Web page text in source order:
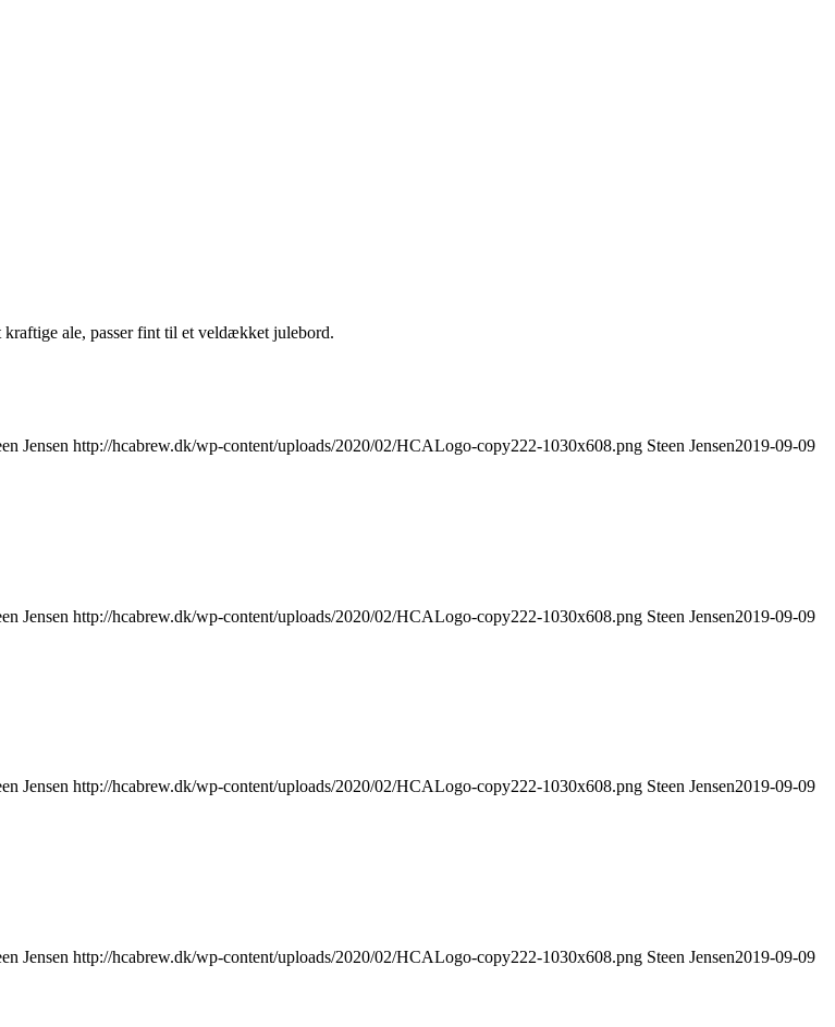
ale, passer fint til et veldækket julebord.
Jensen http://hcabrew.dk/wp-content/uploads/2020/02/HCALogo-copy222-1030x608.png Steen Jensen2019-09-09
Jensen http://hcabrew.dk/wp-content/uploads/2020/02/HCALogo-copy222-1030x608.png Steen Jensen2019-09-09
Jensen http://hcabrew.dk/wp-content/uploads/2020/02/HCALogo-copy222-1030x608.png Steen Jensen2019-09-09
Jensen http://hcabrew.dk/wp-content/uploads/2020/02/HCALogo-copy222-1030x608.png Steen Jensen2019-09-09